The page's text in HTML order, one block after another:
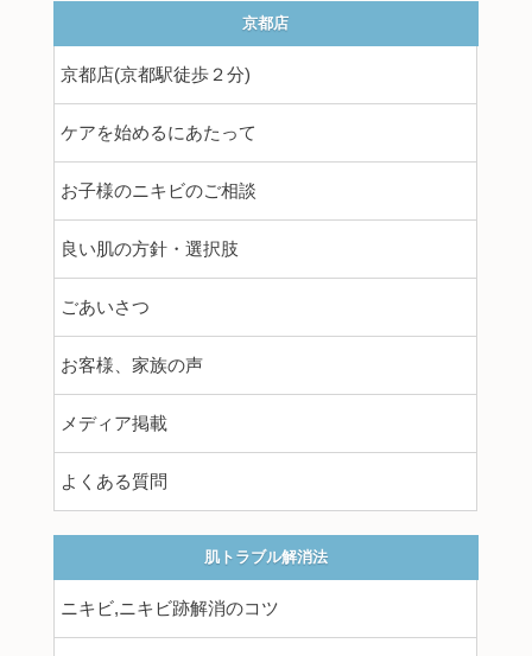
京都店
京都店(京都駅徒歩２分)
ケアを始めるにあたって
お子様のニキビのご相談
良い肌の方針・選択肢
ごあいさつ
お客様、家族の声
メディア掲載
よくある質問
肌トラブル解消法
ニキビ,ニキビ跡解消のコツ